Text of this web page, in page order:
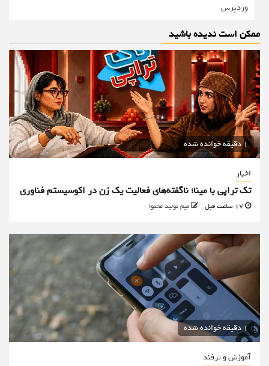
وردپرس
ممکن است ندیده باشید
1 دقیقه خوانده شده
اخبار
تک تراپی با مینا؛ ناگفته‌های فعالیت یک زن در اکوسیستم فناوری
تیم تولید محتوا
1 دقیقه خوانده شده
آموزش و ترفند